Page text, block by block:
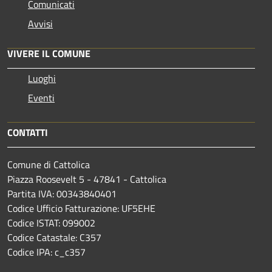
Comunicati
Avvisi
VIVERE IL COMUNE
Luoghi
Eventi
CONTATTI
Comune di Cattolica
Piazza Roosevelt 5 - 47841 - Cattolica
Partita IVA: 00343840401
Codice Ufficio Fatturazione: UF5EHE
Codice ISTAT: 099002
Codice Catastale: C357
Codice IPA: c_c357